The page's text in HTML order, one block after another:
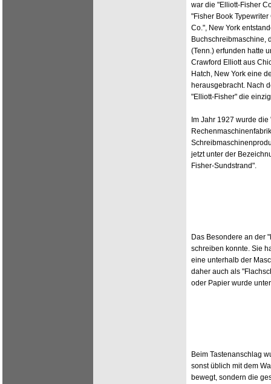
war die "Elliott-Fisher
"Fisher Book
Co.", New York
Buchschreibmaschine,
(Tenn.) erfunden hatte
Crawford Elliott aus
Hatch, New York eine
herausgebracht. Nach
"Elliott-Fisher" die
Im Jahr 1927 wurde
jetzt unter der
Fisher-Sundstrand".
Das Besondere an der
schreiben konnte. Sie
eine unterhalb der
daher auch als
oder Papier wurde
Beim Tastenanschlag
sonst üblich mit dem
bewegt, sondern die